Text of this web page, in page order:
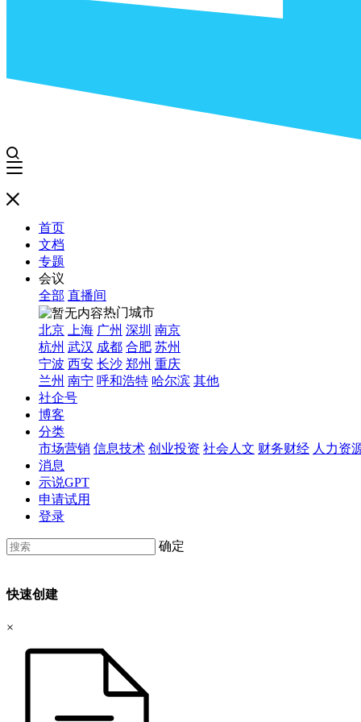
首页
文档
专题
会议
全部 直播间
热门城市
北京
上海 广州 深圳 南京
杭州 武汉 成都 合肥 苏州
宁波 西安 长沙 郑州 重庆
兰州 南宁 呼和浩特 哈尔滨 其他
社企号
博客
分类
市场营销 信息技术 创业投资 社会人文 财务财经 人力资
消息
示说GPT
申请试用
登录
确定
快速创建
×